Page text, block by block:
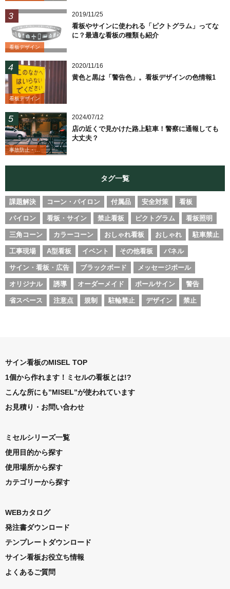
看板デザイン
2019/11/25
看板やサインに使われる「ピクトグラム」ってな
に？最適な看板の種類も紹介
看板デザイン
2020/11/16
黄色と黒は「警告色」。看板デザインの色情報1
事故防止・業務改善
2024/07/12
店の近くで見かけた路上駐車！警察に通報しても
大丈夫？
タグ一覧
課題解決 コーン・パイロン 付属品 安全対策 看板
パイロン 看板・サイン 禁止看板 ピクトグラム 看板照明
三角コーン カラーコーン おしゃれ看板 おしゃれ 駐車禁止
工事現場 A型看板 イベント その他看板 パネル
サイン・看板・広告 ブラックボード メッセージポール
オリジナル 誘導 オーダーメイド ポールサイン 警告
省スペース 注意点 規制 駐輪禁止 デザイン 禁止
サイン看板のMISEL TOP
1個から作れます！ミセルの看板とは!?
こんな所にも”MISEL”が使われています
お見積り・お問い合わせ
ミセルシリーズ一覧
使用目的から探す
使用場所から探す
カテゴリーから探す
WEBカタログ
発注書ダウンロード
テンプレートダウンロード
サイン看板お役立ち情報
よくあるご質問